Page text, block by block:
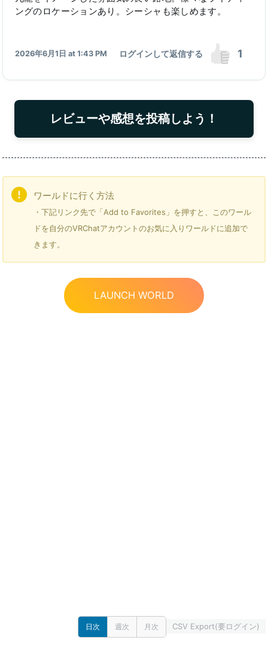
2026年6月1日 at 1:43 PM
ングのロケーションあり。シーシャも楽しめます。
ログインして返信する 1
レビューや感想を投稿しよう！
ワールドに行く方法
・下記リンク先で「Add to Favorites」を押すと、このワール
ドを自分のVRChatアカウントのお気に入りワールドに追加で
きます。
LAUNCH WORLD
日次 週次 月次 CSV Export(要ログイン)